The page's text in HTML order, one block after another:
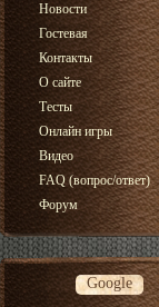
Новости
Гостевая
Контакты
О сайте
Тесты
Онлайн игры
Видео
FAQ (вопрос/ответ)
Форум
Google